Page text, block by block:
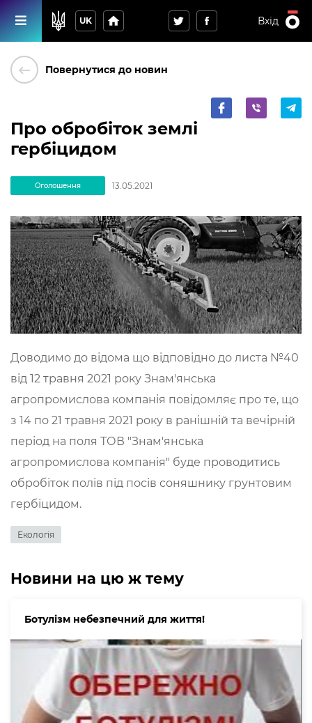
UK home Вхід
keyboard_backspace Повернутися до новин
Про обробіток землі
гербіцидом
Оголошення 13.05.2021
Доводимо до відома що відповідно до листа №40
від 12 травня 2021 року Знам'янська
агропромислова компанія повідомляє про те, що
з 14 по 21 травня 2021 року в ранішній та вечірній
період на поля ТОВ "Знам'янська
агропромислова компанія" буде проводитись
обробіток полів під посів соняшнику грунтовим
гербіцидом.
Екологія
Новини на цю ж тему
Ботулізм небезпечний для життя!